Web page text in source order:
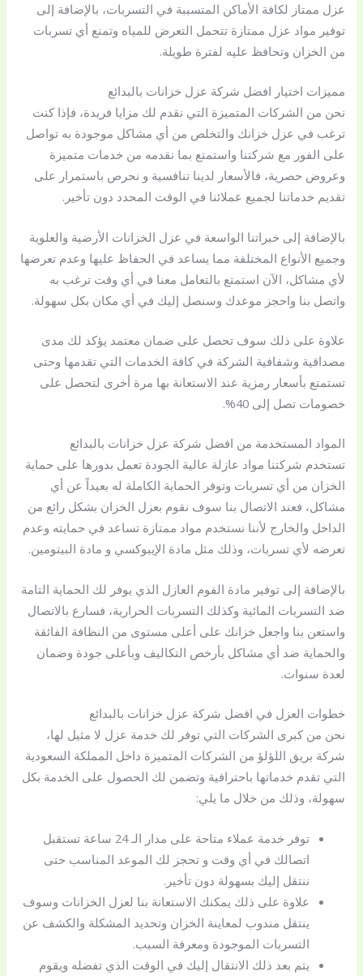
عزل ممتاز لكافة الأماكن المتسببة في التسربات، بالإضافة إلى
توفير مواد عزل ممتازة تتحمل التعرض للمياه وتمنع أي تسربات
من الخزان وتحافظ عليه لفترة طويلة.
مميزات اختيار افضل شركة عزل خزانات بالبدائع
نحن من الشركات المتميزة التي نقدم لك مزايا فريدة، فإذا كنت
ترغب في عزل خزانك والتخلص من أي مشاكل موجودة به تواصل
على الفور مع شركتنا واستمتع بما نقدمه من خدمات متميزة
وعروض حصرية، فالأسعار لدينا تنافسية و نحرص باستمرار على
تقديم خدماتنا لجميع عملائنا في الوقت المحدد دون تأخير.
بالإضافة إلى خبراتنا الواسعة في عزل الخزانات الأرضية والعلوية
وجميع الأنواع المختلفة مما يساعد في الحفاظ عليها وعدم تعرضها
لأي مشاكل، الآن استمتع بالتعامل معنا في أي وقت ترغب به
واتصل بنا واحجز موعدك وسنصل إليك في أي مكان بكل سهولة.
علاوة على ذلك سوف تحصل على ضمان معتمد يؤكد لك مدى
مصداقية وشفافية الشركة في كافة الخدمات التي تقدمها وحتى
تستمتع بأسعار رمزية عند الاستعانة بها مرة أخرى لتحصل على
خصومات تصل إلى 40%.
المواد المستخدمة من افضل شركة عزل خزانات بالبدائع
تستخدم شركتنا مواد عازلة عالية الجودة تعمل بدورها على حماية
الخزان من أي تسربات وتوفر الحماية الكاملة له بعيداً عن أي
مشاكل، فعند الاتصال بنا سوف نقوم بعزل الخزان بشكل رائع من
الداخل والخارج لأننا نستخدم مواد ممتازة تساعد في حمايته وعدم
تعرضه لأي تسربات، وذلك مثل مادة الإيبوكسي و مادة البيتومين.
بالإضافة إلى توفير مادة الفوم العازل الذي يوفر لك الحماية التامة
ضد التسربات المائية وكذلك التسربات الحرارية، فسارع بالاتصال
واستعن بنا واجعل خزانك على أعلى مستوى من النظافة الفائقة
والحماية ضد أي مشاكل بأرخص التكاليف وبأعلى جودة وضمان
لعدة سنوات.
خطوات العزل في افضل شركة عزل خزانات بالبدائع
نحن من كبرى الشركات التي توفر لك خدمة عزل لا مثيل لها،
شركة بريق اللؤلؤ من الشركات المتميزة داخل المملكة السعودية
التي تقدم خدماتها باحترافية وتضمن لك الحصول على الخدمة بكل
سهولة، وذلك من خلال ما يلي:
توفر خدمة عملاء متاحة على مدار الـ 24 ساعة تستقبل
اتصالك في أي وقت و تحجز لك الموعد المناسب حتى
ننتقل إليك بسهولة دون تأخير.
علاوة على ذلك يمكنك الاستعانة بنا لعزل الخزانات وسوف
ينتقل مندوب لمعاينة الخزان وتحديد المشكلة والكشف عن
التسربات الموجودة ومعرفة السبب.
يتم بعد ذلك الانتقال إليك في الوقت الذي تفضله ويقوم